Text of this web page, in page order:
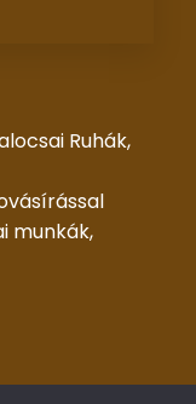
Ruhák,
munkák,